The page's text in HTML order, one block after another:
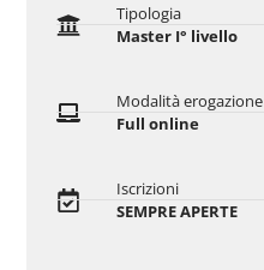
Tipologia
Master I° livello
Modalità erogazione
Full online
Iscrizioni
SEMPRE APERTE